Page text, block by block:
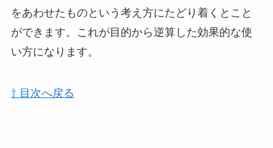
をあわせたものという考え方にたどり着くとこと
ができます。これが目的から逆算した効果的な使
い方になります。
⇧ 目次へ戻る